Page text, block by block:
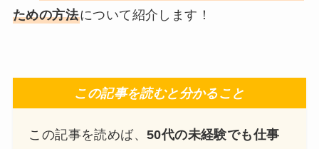
ための方法について紹介します！
この記事を読むと分かること
この記事を読めば、 50代の未経験でも仕事